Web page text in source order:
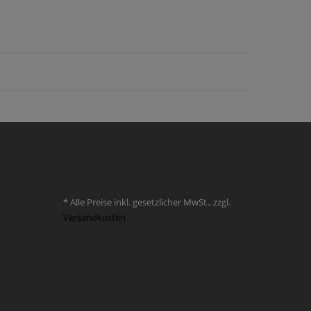
* Alle Preise inkl. gesetzlicher MwSt., zzgl.
Versandkosten